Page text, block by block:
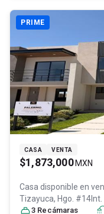
PRIME
CASA VENTA
$1,873,000 MXN
Casa disponible en
Tizayuca, Hgo. #14Int.
Tizayuca, Hidalgo ,
3 Recámaras